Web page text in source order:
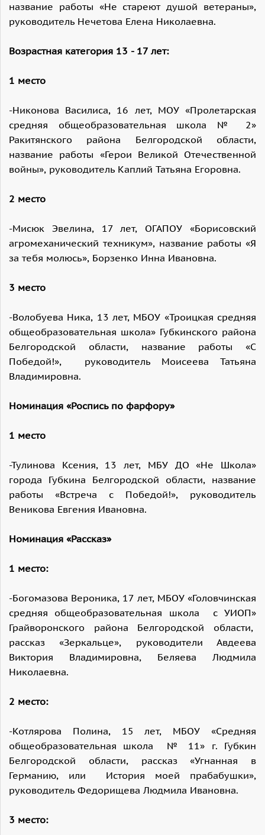
название работы «Не стареют душой ветераны»,
руководитель Нечетова Елена Николаевна.
Возрастная категория 13 - 17 лет:
1 место
-Никонова Василиса, 16 лет, МОУ «Пролетарская
средняя общеобразовательная школа № 2»
Ракитянского района Белгородской области,
название работы «Герои Великой Отечественной
войны», руководитель Каплий Татьяна Егоровна.
2 место
-Мисюк Эвелина, 17 лет, ОГАПОУ «Борисовский
агромеханический техникум», название работы «Я
за тебя молюсь», Борзенко Инна Ивановна.
3 место
-Волобуева Ника, 13 лет, МБОУ «Троицкая средняя
общеобразовательная школа» Губкинского района
Белгородской области, название работы «С
Победой!», руководитель Моисеева Татьяна
Владимировна.
Номинация «Роспись по фарфору»
1 место
-Тулинова Ксения, 13 лет, МБУ ДО «Не Школа»
города Губкина Белгородской области, название
работы «Встреча с Победой!», руководитель
Веникова Евгения Ивановна.
Номинация «Рассказ»
1 место:
-Богомазова Вероника, 17 лет, МБОУ «Головчинская
средняя общеобразовательная школа с УИОП»
Грайворонского района Белгородской области,
рассказ «Зеркальце», руководители Авдеева
Виктория Владимировна, Беляева Людмила
Николаевна.
2 место:
-Котлярова Полина, 15 лет, МБОУ «Средняя
общеобразовательная школа № 11» г. Губкин
Белгородской области, рассказ «Угнанная в
Германию, или История моей прабабушки»,
руководитель Федорищева Людмила Ивановна.
3 место: